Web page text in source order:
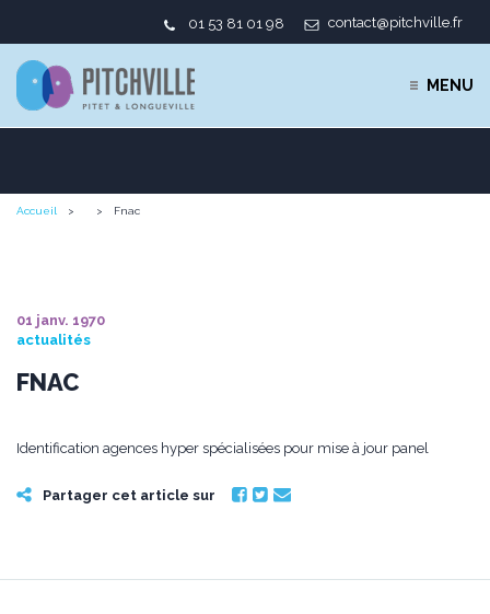
01 53 81 01 98 contact@pitchville.fr
MENU
Accueil Fnac
01 janv. 1970
actualités
FNAC
Identification agences hyper spécialisées pour mise à jour panel
Partager cet article sur